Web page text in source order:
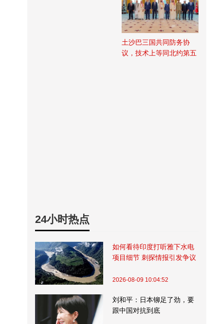
土沙巴三国共同防务协
议，技术上等同北约第五
24小时热点
如何看待印度打听雅下水电
项目细节 刺探情报引发争议
2026-08-09 10:04:52
刘和平：日本铆足了劲，要
跟中国对抗到底